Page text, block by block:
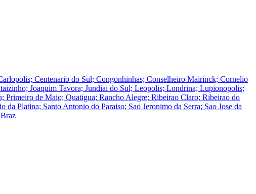
Centenario do Sul; Congonhinhas; Conselheiro Mairinck; Cornelio
Joaquim Tavora; Jundiai do Sul; Leopolis; Londrina; Lupionopolis;
Primeiro de Maio; Quatigua; Rancho Alegre; Ribeirao Claro; Ribeirao do
Platina; Santo Antonio do Paraiso; Sao Jeronimo da Serra; Sao Jose da